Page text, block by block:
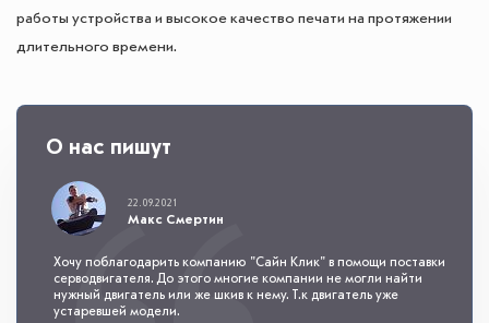
работы устройства и высокое качество печати на протяжении
длительного времени.
О нас пишут
22.09.2021
Макс Смертин
Хочу поблагодарить компанию "Сайн Клик" в помощи поставки
серводвигателя. До этого многие компании не могли найти
нужный двигатель или же шкив к нему. Т.к двигатель уже
устаревшей модели.